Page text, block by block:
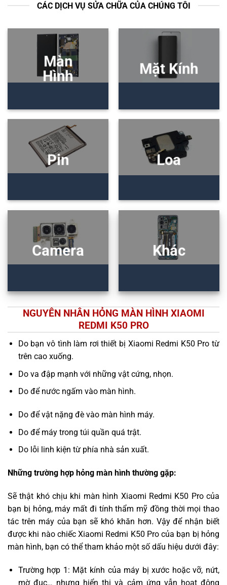
CÁC DỊCH VỤ SỬA CHỮA CỦA CHÚNG TÔI
Màn
Hình
Mặt Kính
Pin Loa
Camera Khác
NGUYÊN NHÂN HỎNG MÀN HÌNH XIAOMI
REDMI K50 PRO
Do bạn vô tình làm rơi thiết bị Xiaomi Redmi K50 Pro từ
trên cao xuống.
Do va đập mạnh với những vật cứng, nhọn.
Do để nước ngấm vào màn hình.
Do để vật nặng đè vào màn hình máy.
Do để máy trong túi quần quá trật.
Do lỗi linh kiện từ phía nhà sản xuất.
Những trường hợp hỏng màn hình thường gặp:
Sẽ thật khó chịu khi màn hình Xiaomi Redmi K50 Pro của
bạn bị hỏng, máy mất đi tính thẩm mỹ đồng thời mọi thao
tác trên máy của bạn sẽ khó khăn hơn. Vậy để nhận biết
được khi nào chiếc Xiaomi Redmi K50 Pro của bạn bị hỏng
màn hình, bạn có thể tham khảo một số dấu hiệu dưới đây:
Trường hợp 1: Mặt kính của máy bị xước hoặc vỡ, nứt,
mờ đục… nhưng hiển thị và cảm ứng vẫn hoạt động